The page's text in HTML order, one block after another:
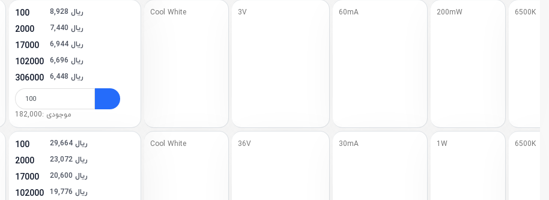
100 8,928 ریال
2000 7,440 ریال
17000 6,944 ریال
102000 6,696 ریال
306000 6,448 ریال
موجودی :182,000
Cool White 3V 60mA 200mW 6500K
100 29,664 ریال
2000 23,072 ریال
17000 20,600 ریال
102000 19,776 ریال
Cool White 36V 30mA 1W 6500K